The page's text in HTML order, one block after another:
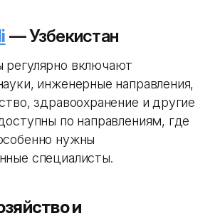
— Узбекистан
включают
инженерные направления,
здравоохранение и другие
по направлениям, где
нужны
специалисты.
и